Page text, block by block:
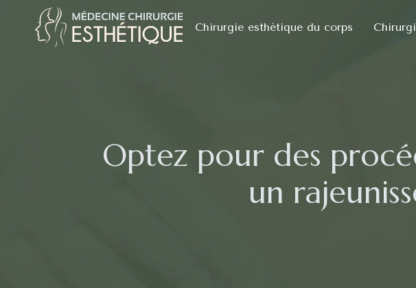
Chirurgie esthétique du corps
Optez pour des
un